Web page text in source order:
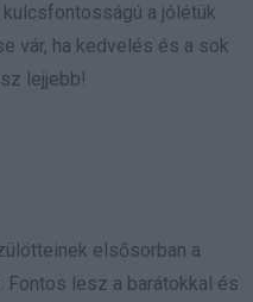
a jólétük
vár, ha kedvelés és a sok
lejjebb!
elsősorban a
Fontos lesz a barátokkal és